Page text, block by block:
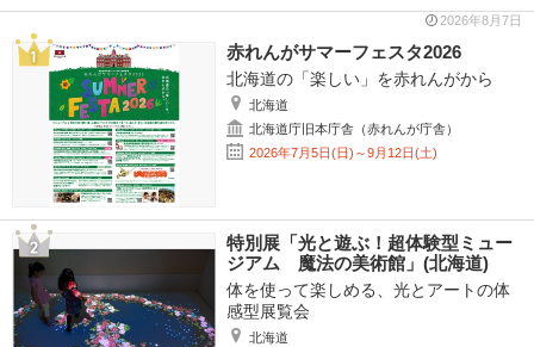
2026年8月7日
赤れんがサマーフェスタ2026
北海道の「楽しい」を赤れんがから
北海道
北海道庁旧本庁舎（赤れんが庁舎）
2026年7月5日(日)～9月12日(土)
特別展「光と遊ぶ！超体験型ミュー
ジアム 魔法の美術館」(北海道)
体を使って楽しめる、光とアートの体
感型展覧会
北海道